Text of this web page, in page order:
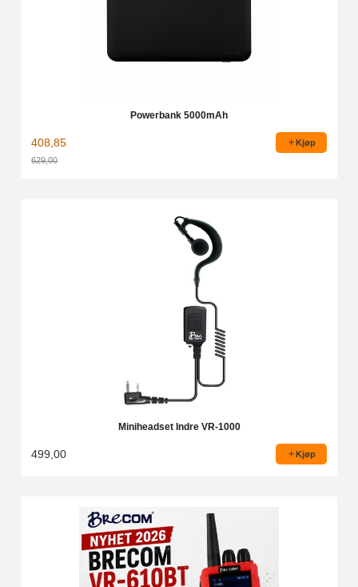
Powerbank 5000mAh
408,85
629,00
Kjøp
Miniheadset Indre VR-1000
499,00 Kjøp